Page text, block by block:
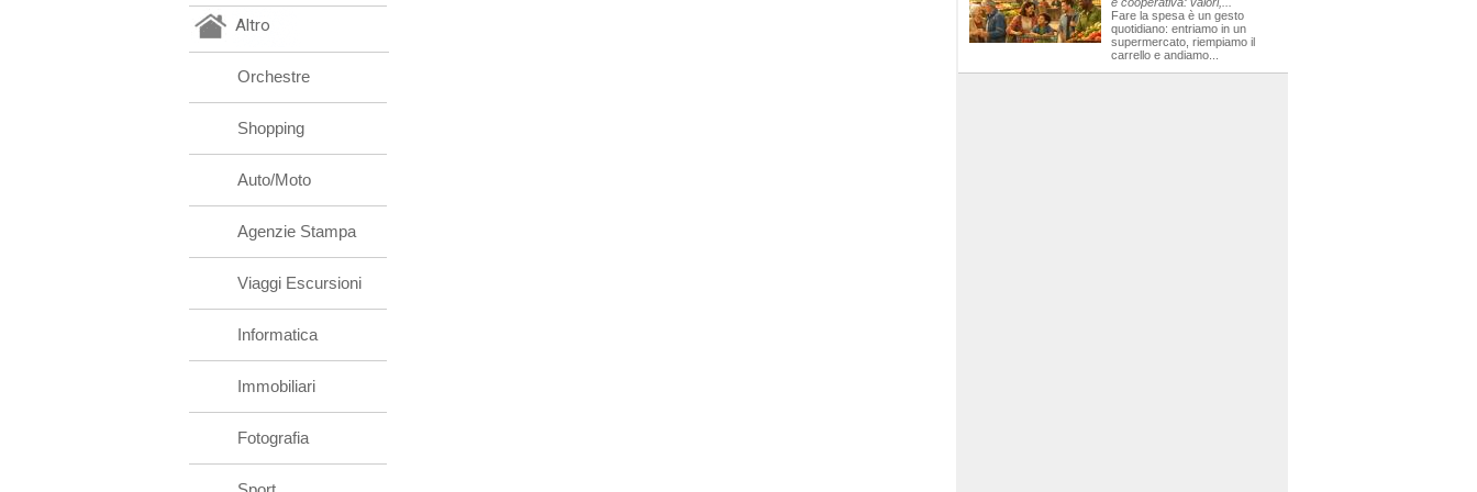
Altro
Orchestre
Shopping
Auto/Moto
Agenzie Stampa
Viaggi Escursioni
Informatica
Immobiliari
Fotografia
Fare la spesa è un gesto
quotidiano: entriamo in un
supermercato, riempiamo il
carrello e andiamo...